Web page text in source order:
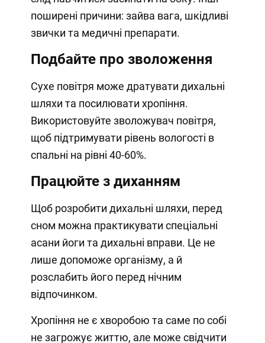
поширені причини: зайва вага, шкідливі
звички та медичні препарати.
Подбайте про зволоження
Сухе повітря може дратувати дихальні
шляхи та посилювати хропіння.
Використовуйте зволожувач повітря,
щоб підтримувати рівень вологості в
спальні на рівні 40-60%.
Працюйте з диханням
Щоб розробити дихальні шляхи, перед
сном можна практикувати спеціальні
асани йоги та дихальні вправи. Це не
лише допоможе організму, а й
розслабить його перед нічним
відпочинком.
Хропіння не є хворобою та саме по собі
не загрожує життю, але може свідчити